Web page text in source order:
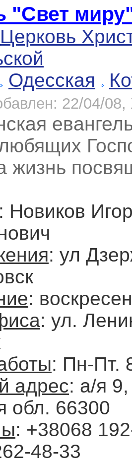
"Свет
Церковь
Одесская
22/04/08,
жизнь
: Новиков
: ул
:
: ул.
: Пн-Пт.
адрес: а/я 9,
обл. 66300
: +38068
48-33